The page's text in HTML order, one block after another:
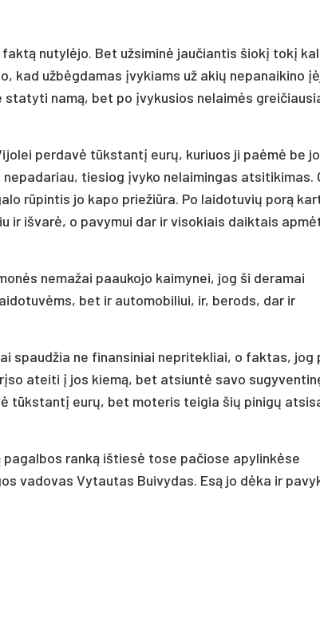
nutylėjo. Bet užsiminė jaučiantis šiokį tokį
kad užbėgdamas įvykiams už akių nepanaikino
namą, bet po įvykusios nelaimės
perdavė tūkstantį eurų, kuriuos ji paėmė be
tiesiog įvyko nelaimingas atsitikimas.
rūpintis jo kapo priežiūra. Po laidotuvių porą
ir išvarė, o pavymui dar ir visokiais daiktais
nemažai paaukojo kaimynei, jog ši deramai
bet ir automobiliui, ir, berods, dar ir
spaudžia ne finansiniai nepritekliai, o faktas, jog
ateiti į jos kiemą, bet atsiuntė savo
tūkstantį eurų, bet moteris teigia šių pinigų
ranką ištiesė tose pačiose apylinkėse
vadovas Vytautas Buivydas. Esą jo dėka ir